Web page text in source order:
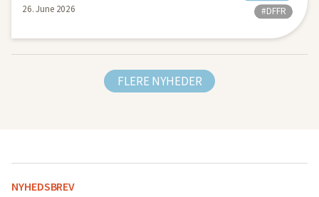
26. June 2026
#DFFR
FLERE NYHEDER
NYHEDSBREV